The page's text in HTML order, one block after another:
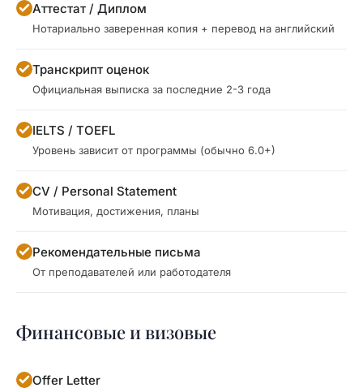
Аттестат / Диплом
Нотариально заверенная копия + перевод на английский
Транскрипт оценок
Официальная выписка за последние 2-3 года
IELTS / TOEFL
Уровень зависит от программы (обычно 6.0+)
CV / Personal Statement
Мотивация, достижения, планы
Рекомендательные письма
От преподавателей или работодателя
Финансовые и визовые
Offer Letter